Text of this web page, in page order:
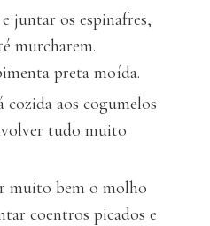
juntar os espinafres,
murcharem.
preta moída.
cozida aos cogumelos
tudo muito
muito bem o molho
coentros picados e